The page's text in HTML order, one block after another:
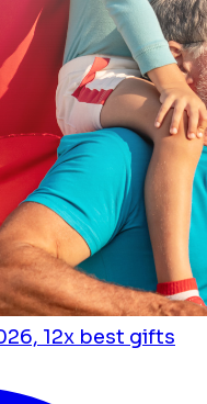
12x best gifts